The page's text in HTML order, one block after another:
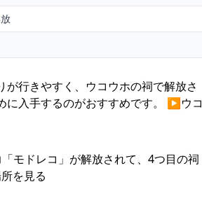
行きやすく、ウコウホの祠で解放さ
に入手するのがおすすめです。 ▶︎ウコ
モドレコ」が解放されて、4つ目の祠
を見る